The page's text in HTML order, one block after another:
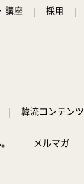
講座 採用
韓流コンテンツ
メルマガ